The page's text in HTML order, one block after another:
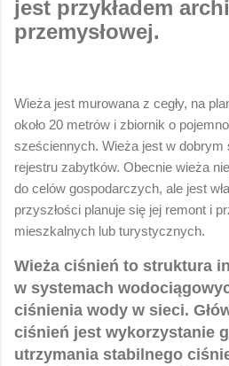
jest przykładem
przemysłowej.
Wieża jest murowana z cegły, na
około 20 metrów i zbiornik o
sześciennych. Wieża jest w dobrym
rejestru zabytków. Obecnie wieża
do celów gospodarczych, ale jest
przyszłości planuje się jej remont i
mieszkalnych lub turystycznych.
Wieża ciśnień to struktura
w systemach
ciśnienia wody w sieci.
ciśnień jest wykorzystanie
utrzymania stabilnego